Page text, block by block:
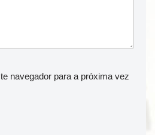
navegador para a próxima vez